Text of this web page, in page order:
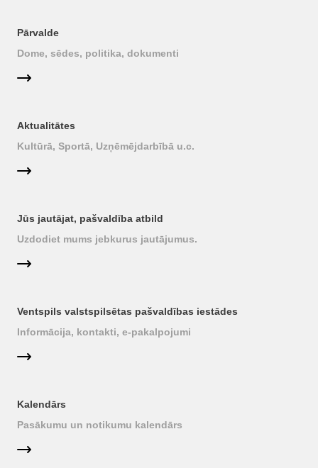
Pārvalde
Dome, sēdes, politika, dokumenti
Aktualitātes
Kultūrā, Sportā, Uzņēmējdarbībā u.c.
Jūs jautājat, pašvaldība atbild
Uzdodiet mums jebkurus jautājumus.
Ventspils valstspilsētas pašvaldības iestādes
Informācija, kontakti, e-pakalpojumi
Kalendārs
Pasākumu un notikumu kalendārs